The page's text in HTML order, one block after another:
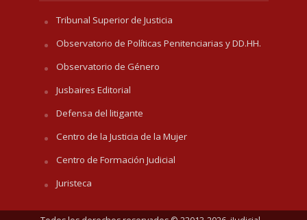
Tribunal Superior de Justicia
Observatorio de Políticas Penitenciarias y DD.HH.
Observatorio de Género
Jusbaires Editorial
Defensa del litigante
Centro de la Justicia de la Mujer
Centro de Formación Judicial
Juristeca